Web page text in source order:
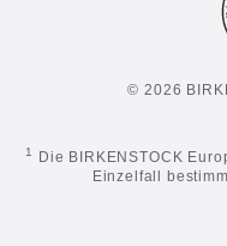
© 2026
1
Die BIRKENSTOCK
Einzelfall